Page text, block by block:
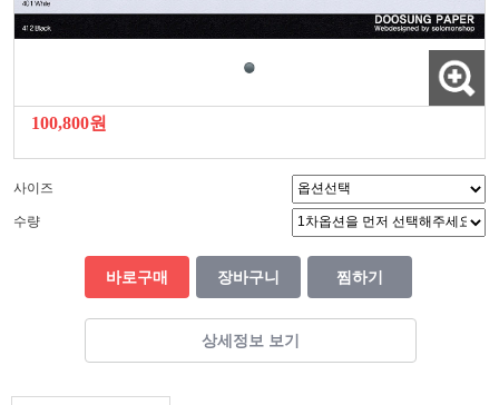
100,800원
사이즈
수량
바로구매 장바구니 찜하기
상세정보 보기